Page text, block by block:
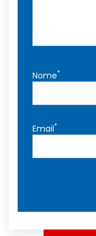
Nome*
Email*